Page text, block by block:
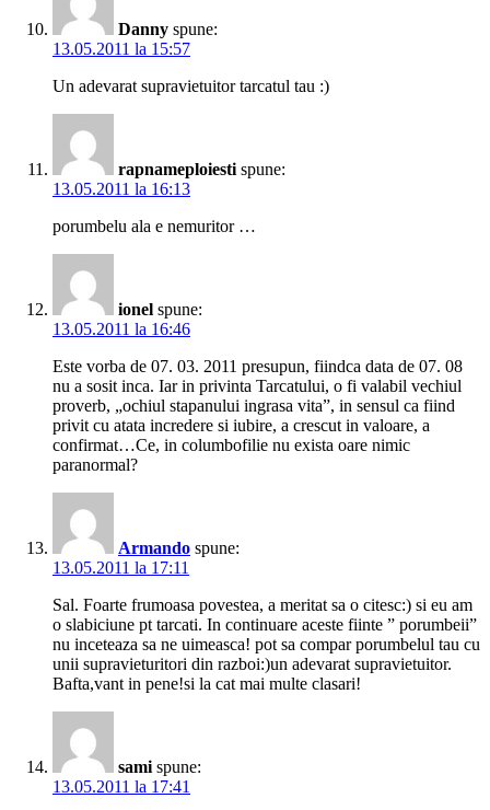
Danny spune:
13.05.2011 la 15:57
Un adevarat supravietuitor tarcatul tau :)
rapnameploiesti spune:
13.05.2011 la 16:13
porumbelu ala e nemuritor …
ionel spune:
13.05.2011 la 16:46
Este vorba de 07. 03. 2011 presupun, fiindca data de 07. 08
nu a sosit inca. Iar in privinta Tarcatului, o fi valabil vechiul
proverb, „ochiul stapanului ingrasa vita”, in sensul ca fiind
privit cu atata incredere si iubire, a crescut in valoare, a
confirmat…Ce, in columbofilie nu exista oare nimic
paranormal?
Armando spune:
13.05.2011 la 17:11
Sal. Foarte frumoasa povestea, a meritat sa o citesc:) si eu am
o slabiciune pt tarcati. In continuare aceste fiinte ” porumbeii”
nu inceteaza sa ne uimeasca! pot sa compar porumbelul tau cu
unii supravieturitori din razboi:)un adevarat supravietuitor.
Bafta,vant in pene!si la cat mai multe clasari!
sami spune:
13.05.2011 la 17:41